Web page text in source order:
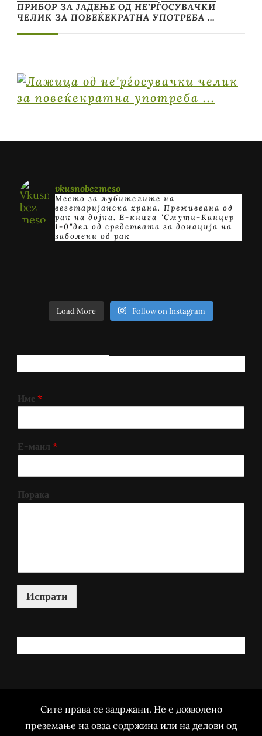
ПРИБОР ЗА ЈАДЕЊЕ ОД НЕ’РЃОСУВАЧКИ
ЧЕЛИК ЗА ПОВЕЌЕКРАТНА УПОТРЕБА …
vkusnobezmeso
Место за љубителите на
вегетаријанска храна. Преживеана од
рак на дојка. E-книга "Смути-Канцер
1-0"дел од средствата за донација на
заболени од рак
Load More Follow on Instagram
Име *
Е-маил *
Порака
Испрати
Сите права се задржани. Не е дозволено
преземање на оваа содржина или на делови од